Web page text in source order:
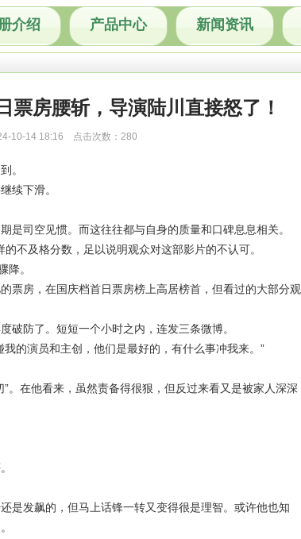
介绍 产品中心 新闻资讯
票房腰斩，导演陆川直接怒了！
10-14 18:16 点击次数：280
。
续下滑。
是司空见惯。而这往往都与自身的质量和口碑息息相关。
不及格分数，足以说明观众对这部影片的不认可。
降。
票房，在国庆档首日票房榜上高居榜首，但看过的大部分观
破防了。短短一个小时之内，连发三条微博。
的演员和主创，他们是最好的，有什么事冲我来。”
。在他看来，虽然责备得很狠，但反过来看又是被家人深深
是发飙的，但马上话锋一转又变得很是理智。或许他也知